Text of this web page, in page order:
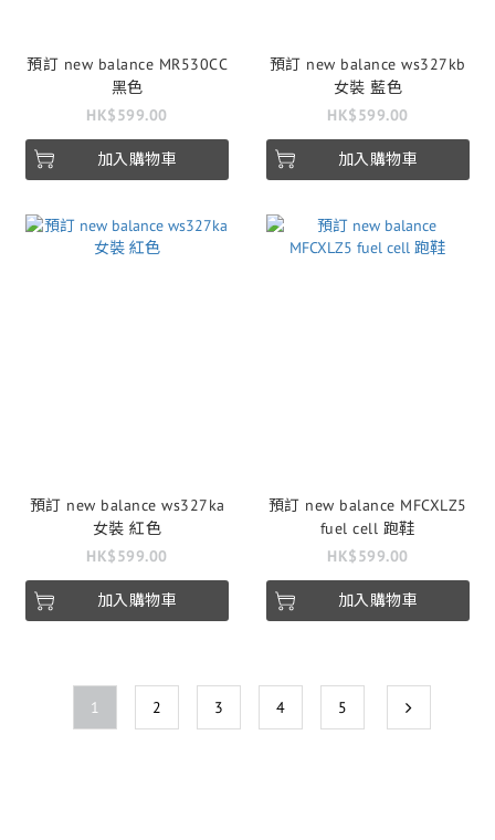
預訂 new balance MR530CC
黑色
HK$599.00
加入購物車
預訂 new balance ws327kb
女裝 藍色
HK$599.00
加入購物車
預訂 new balance ws327ka
女裝 紅色
HK$599.00
加入購物車
預訂 new balance MFCXLZ5
fuel cell 跑鞋
HK$599.00
加入購物車
1 2 3 4 5